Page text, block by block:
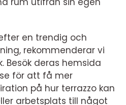
en trendig och
rekommenderar vi
Besök deras hemsida
för att få mer
på hur terrazzo kan
arbetsplats till något